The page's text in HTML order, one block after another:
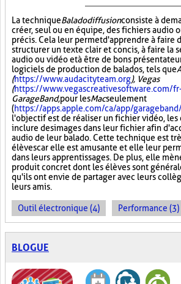
La techniqueBaladodiffusionconsiste à
créer, seul ou en équipe, des fichiers audio
précis. Cela leur permet d'apprendre à faire
structurer un texte clair et concis, à faire la
audio ou vidéo et à être de bons
logiciels de production de balados, tels que
(https://www.audacityteam.org), Vegas
(https://www.vegascreativesoftware.com/
GarageBand,pour lesMacseulement
(https://apps.apple.com/ca/app/
l'objectif est de réaliser un fichier vidéo, les
inclure des images dans leur fichier afin
audio de leur balado. Cette technique est
élèves car elle est amusante et elle leur
dans leurs apprentissages. De plus, elle
produit concret dont les élèves sont
qu'ils ont envie de partager avec leurs
leurs amis.
Outil électronique (4) Performance (3)
BLOGUE